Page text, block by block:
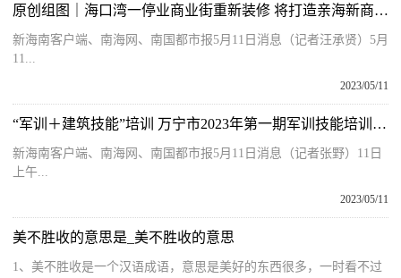
原创组图｜海口湾一停业商业街重新装修 将打造亲海新商业生态|焦点观察
新海南客户端、南海网、南国都市报5月11日消息（记者汪承贤）5月
11...
2023/05/11
“军训＋建筑技能”培训 万宁市2023年第一期军训技能培训开班
新海南客户端、南海网、南国都市报5月11日消息（记者张野）11日
上午...
2023/05/11
美不胜收的意思是_美不胜收的意思
1、美不胜收是一个汉语成语，意思是美好的东西很多，一时看不过